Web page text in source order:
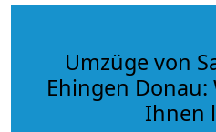
Umzüge von
Ehingen
Ihnen